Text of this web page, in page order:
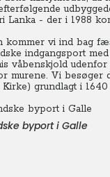
Lanka - der i 1988
kommer vi ind bag
indgangsport
våbenskjold
murene. Vi besøger
grundlagt i
byport i Galle